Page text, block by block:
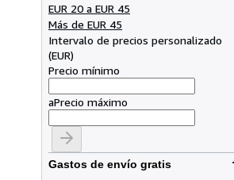
EUR 20 a EUR 45
Más de EUR 45
Intervalo de precios personalizado
(EUR)
Precio mínimo
aPrecio máximo
Gastos de envío gratis